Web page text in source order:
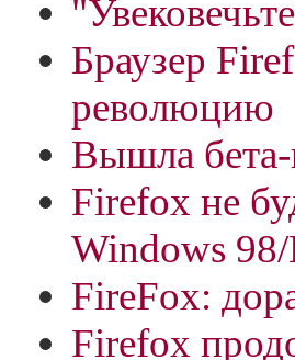
Браузер
революцию
Вышла бета-
Firefox не
Windows
FireFox:
Firefox